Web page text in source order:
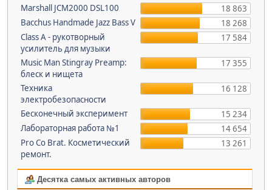
Marshall JCM2000 DSL100
18 863
Bacchus Handmade Jazz Bass V
18 268
Class A - рукотворный
усилитель для музыки
17 584
Music Man Stingray Preamp:
блеск и нищета
17 355
Техника
электробезопасности
16 128
Бесконечный эксперимент
15 234
Лабораторная работа №1
14 654
Pro Co Brat. Косметический
ремонт.
13 261
Десятка самых активных авторов